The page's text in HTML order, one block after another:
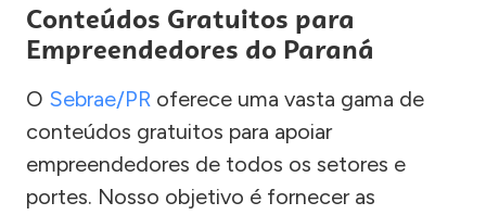
Conteúdos Gratuitos para
Empreendedores do Paraná
O Sebrae/PR oferece uma vasta gama de
conteúdos gratuitos para apoiar
empreendedores de todos os setores e
portes. Nosso objetivo é fornecer as